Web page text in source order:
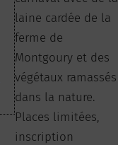
laine cardée de la
ferme de
Montgoury et des
végétaux ramassés
dans la nature.
Places limitées,
inscription